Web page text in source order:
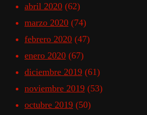
abril 2020 (62)
marzo 2020 (74)
febrero 2020 (47)
enero 2020 (67)
diciembre 2019 (61)
noviembre 2019 (53)
octubre 2019 (50)